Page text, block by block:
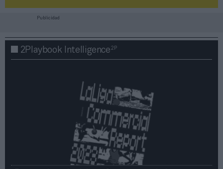
Publicidad
2Playbook Intelligence2P